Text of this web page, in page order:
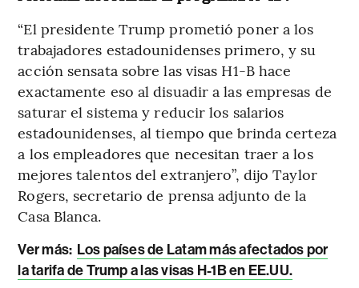
“El presidente Trump prometió poner a los
trabajadores estadounidenses primero, y su
acción sensata sobre las visas H1-B hace
exactamente eso al disuadir a las empresas de
saturar el sistema y reducir los salarios
estadounidenses, al tiempo que brinda certeza
a los empleadores que necesitan traer a los
mejores talentos del extranjero”, dijo Taylor
Rogers, secretario de prensa adjunto de la
Casa Blanca.
Ver más: Los países de Latam más afectados por
la tarifa de Trump a las visas H-1B en EE.UU.